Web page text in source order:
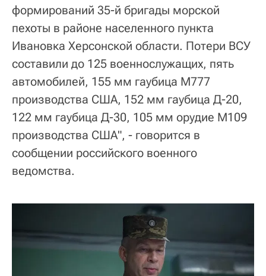
формирований 35-й бригады морской
пехоты в районе населенного пункта
Ивановка Херсонской области. Потери ВСУ
составили до 125 военнослужащих, пять
автомобилей, 155 мм гаубица М777
производства США, 152 мм гаубица Д-20,
122 мм гаубица Д-30, 105 мм орудие М109
производства США", - говорится в
сообщении российского военного
ведомства.